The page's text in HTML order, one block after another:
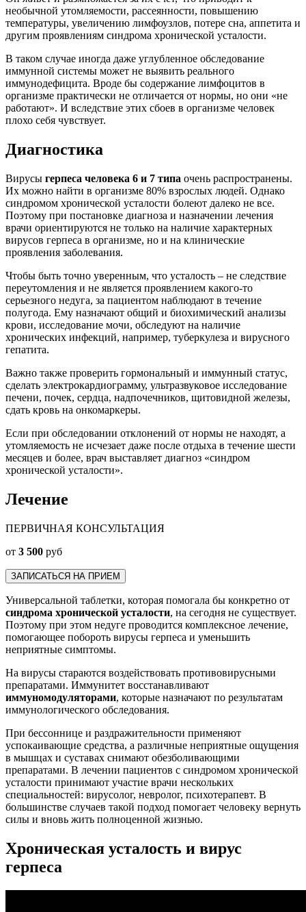
необычной утомляемости, рассеянности, повышению
температуры, увеличению лимфоузлов, потере сна, аппетита и
другим проявлениям синдрома хронической усталости.
В таком случае иногда даже углубленное обследование
иммунной системы может не выявить реального
иммунодефицита. Вроде бы содержание лимфоцитов в
организме практически не отличается от нормы, но они «не
работают». И вследствие этих сбоев в организме человек
плохо себя чувствует.
Диагностика
Вирусы герпеса человека 6 и 7 типа очень распространены.
Их можно найти в организме 80% взрослых людей. Однако
синдромом хронической усталости болеют далеко не все.
Поэтому при постановке диагноза и назначении лечения
врачи ориентируются не только на наличие характерных
вирусов герпеса в организме, но и на клинические
проявления заболевания.
Чтобы быть точно уверенным, что усталость – не следствие
переутомления и не является проявлением какого-то
серьезного недуга, за пациентом наблюдают в течение
полугода. Ему назначают общий и биохимический анализы
крови, исследование мочи, обследуют на наличие
хронических инфекций, например, туберкулеза и вирусного
гепатита.
Важно также проверить гормональный и иммунный статус,
сделать электрокардиограмму, ультразвуковое исследование
печени, почек, сердца, надпочечников, щитовидной железы,
сдать кровь на онкомаркеры.
Если при обследовании отклонений от нормы не находят, а
утомляемость не исчезает даже после отдыха в течение шести
месяцев и более, врач выставляет диагноз «синдром
хронической усталости».
Лечение
ПЕРВИЧНАЯ КОНСУЛЬТАЦИЯ
от 3 500 руб
ЗАПИСАТЬСЯ НА ПРИЕМ
Универсальной таблетки, которая помогала бы конкретно от
синдрома хронической усталости, на сегодня не существует.
Поэтому при этом недуге проводится комплексное лечение,
помогающее побороть вирусы герпеса и уменьшить
неприятные симптомы.
На вирусы стараются воздействовать противовирусными
препаратами. Иммунитет восстанавливают
иммуномодуляторами, которые назначают по результатам
иммунологического обследования.
При бессоннице и раздражительности применяют
успокаивающие средства, а различные неприятные ощущения
в мышцах и суставах снимают обезболивающими
препаратами. В лечении пациентов с синдромом хронической
усталости принимают участие врачи нескольких
специальностей: вирусолог, невролог, психотерапевт. В
большинстве случаев такой подход помогает человеку вернуть
силы и вновь жить полноценной жизнью.
Хроническая усталость и вирус
герпеса